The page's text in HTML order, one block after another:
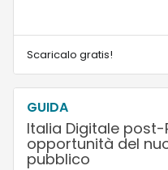
Scaricalo gratis!
GUIDA
Italia Digitale post-
opportunità del
pubblico